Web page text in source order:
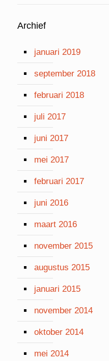
Archief
januari 2019
september 2018
februari 2018
juli 2017
juni 2017
mei 2017
februari 2017
juni 2016
maart 2016
november 2015
augustus 2015
januari 2015
november 2014
oktober 2014
mei 2014